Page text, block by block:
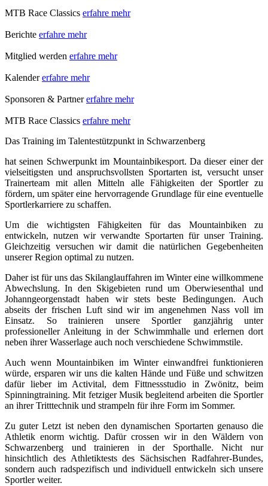
MTB Race Classics erfahre mehr
Berichte erfahre mehr
Mitglied werden erfahre mehr
Kalender erfahre mehr
Sponsoren & Partner erfahre mehr
MTB Race Classics erfahre mehr
Das Training im Talentestützpunkt in Schwarzenberg
hat seinen Schwerpunkt im Mountainbikesport. Da dieser einer der
vielseitigsten und anspruchsvollsten Sportarten ist, versucht unser
Trainerteam mit allen Mitteln alle Fähigkeiten der Sportler zu
fördern, um später eine hervorragende Grundlage für eine eventuelle
Sportlerkarriere zu schaffen.
Um die wichtigsten Fähigkeiten für das Mountainbiken zu
entwickeln, nutzen wir verwandte Sportarten für unser Training.
Gleichzeitig versuchen wir damit die natürlichen Gegebenheiten
unserer Region optimal zu nutzen.
Daher ist für uns das Skilanglauffahren im Winter eine willkommene
Abwechslung. In den Skigebieten rund um Oberwiesenthal und
Johanngeorgenstadt haben wir stets beste Bedingungen. Auch
abseits der frischen Luft sind wir im angenehmen Nass voll im
Einsatz. So trainieren unsere Sportler ganzjährig unter
professioneller Anleitung in der Schwimmhalle und erlernen dort
neben ihrer Wasserlage auch noch verschiedene Schwimmstile.
Auch wenn Mountainbiken im Winter einwandfrei funktionieren
würde, ersparen wir uns die kalten Hände und Füße und schwitzen
dafür lieber im Activital, dem Fittnessstudio in Zwönitz, beim
Spinningtraining. Mit fetziger Musik begleitend arbeiten die Sportler
an ihrer Tritttechnik und strampeln für ihre Form im Sommer.
Zu guter Letzt ist neben den dynamischen Sportarten genauso die
Athletik enorm wichtig. Dafür crossen wir in den Wäldern von
Schwarzenberg und trainieren in der Sporthalle. Nicht nur
hinsichtlich des Athletiktests des Sächsischen Radfahrer-Bundes,
sondern auch radspezifisch und individuell entwickeln sich unsere
Sportler weiter.